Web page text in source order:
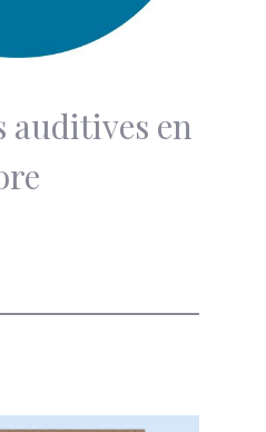
auditives en